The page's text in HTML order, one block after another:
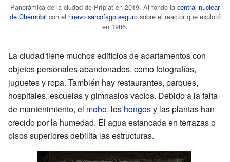
Panorámica de la ciudad de Prípiat en 2019. Al fondo la central nuclear
de Chernóbil con el nuevo sarcófago segurosobre el reactor que explotó
en 1986.
La ciudad tiene muchos edificios de apartamentos con
objetos personales abandonados, como fotografías,
juguetes y ropa. También hay restaurantes, parques,
hospitales, escuelas y gimnasios vacíos. Debido a la falta
de mantenimiento, el moho, los hongosy las plantas han
crecido por la humedad. El agua estancada en terrazas o
pisos superiores debilita las estructuras.